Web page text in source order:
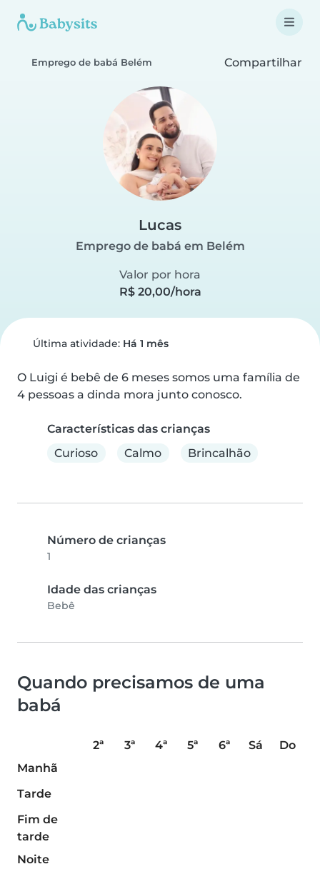
Emprego de babá Belém Compartilhar
Lucas
Emprego de babá em Belém
Valor por hora
R$ 20,00/hora
Última atividade: Há 1 mês
O Luigi é bebê de 6 meses somos uma família de
4 pessoas a dinda mora junto conosco.
Características das crianças
Curioso
Calmo Brincalhão
Número de crianças
1
Idade das crianças
Bebê
Quando precisamos de uma
babá
2ª 3ª 4ª 5ª 6ª Sá
Do
Manhã
Tarde
Fim de
tarde
Noite